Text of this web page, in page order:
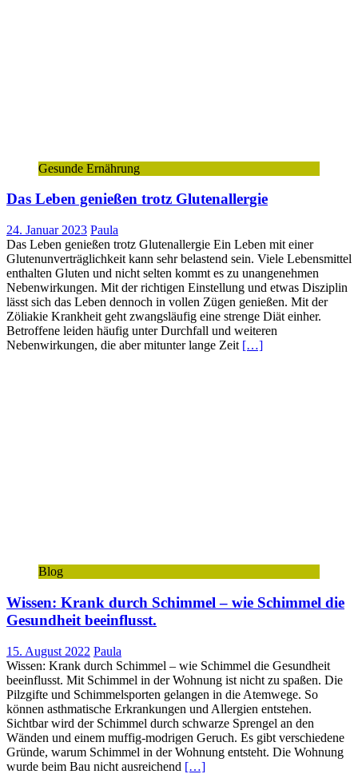
Gesunde Ernährung
Das Leben genießen trotz Glutenallergie
24. Januar 2023 Paula
Das Leben genießen trotz Glutenallergie Ein Leben mit einer
Glutenunverträglichkeit kann sehr belastend sein. Viele Lebensmittel
enthalten Gluten und nicht selten kommt es zu unangenehmen
Nebenwirkungen. Mit der richtigen Einstellung und etwas Disziplin
lässt sich das Leben dennoch in vollen Zügen genießen. Mit der
Zöliakie Krankheit geht zwangsläufig eine strenge Diät einher.
Betroffene leiden häufig unter Durchfall und weiteren
Nebenwirkungen, die aber mitunter lange Zeit […]
Blog
Wissen: Krank durch Schimmel – wie Schimmel die
Gesundheit beeinflusst.
15. August 2022 Paula
Wissen: Krank durch Schimmel – wie Schimmel die Gesundheit
beeinflusst. Mit Schimmel in der Wohnung ist nicht zu spaßen. Die
Pilzgifte und Schimmelsporten gelangen in die Atemwege. So
können asthmatische Erkrankungen und Allergien entstehen.
Sichtbar wird der Schimmel durch schwarze Sprengel an den
Wänden und einem muffig-modrigen Geruch. Es gibt verschiedene
Gründe, warum Schimmel in der Wohnung entsteht. Die Wohnung
wurde beim Bau nicht ausreichend […]